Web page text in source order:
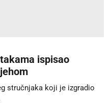
ispisao
stručnjaka koji je izgradio